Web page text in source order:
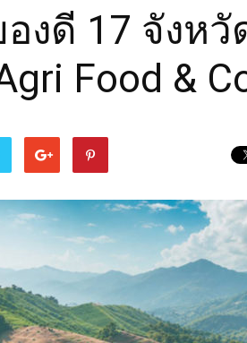
ดี 17 จังหวั
Food &